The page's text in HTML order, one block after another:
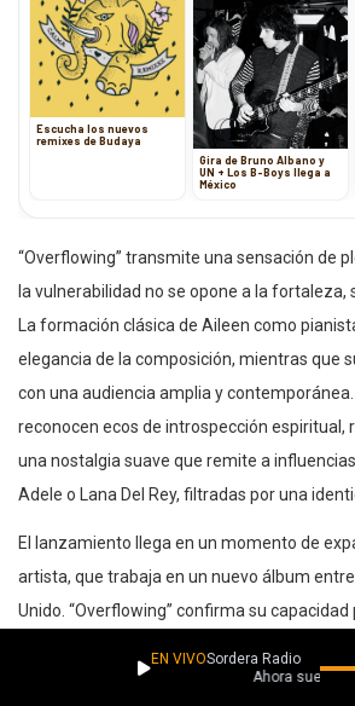
Escucha los nuevos
remixes de Budaya
Gira de Bruno Albano y
UN + Los B-Boys llega a
México
“Overflowing” transmite una sensación de
la vulnerabilidad no se opone a la fortaleza,
La formación clásica de Aileen como
elegancia de la composición, mientras que
con una audiencia amplia y
reconocen ecos de introspección espiritual,
una nostalgia suave que remite a
Adele o Lana Del Rey, filtradas por una
El lanzamiento llega en un momento de
artista, que trabaja en un nuevo álbum
Unido. “Overflowing” confirma su
escucharse con calma y dejarse sentir.
EN VIVOSordera Radio
Ahora suena